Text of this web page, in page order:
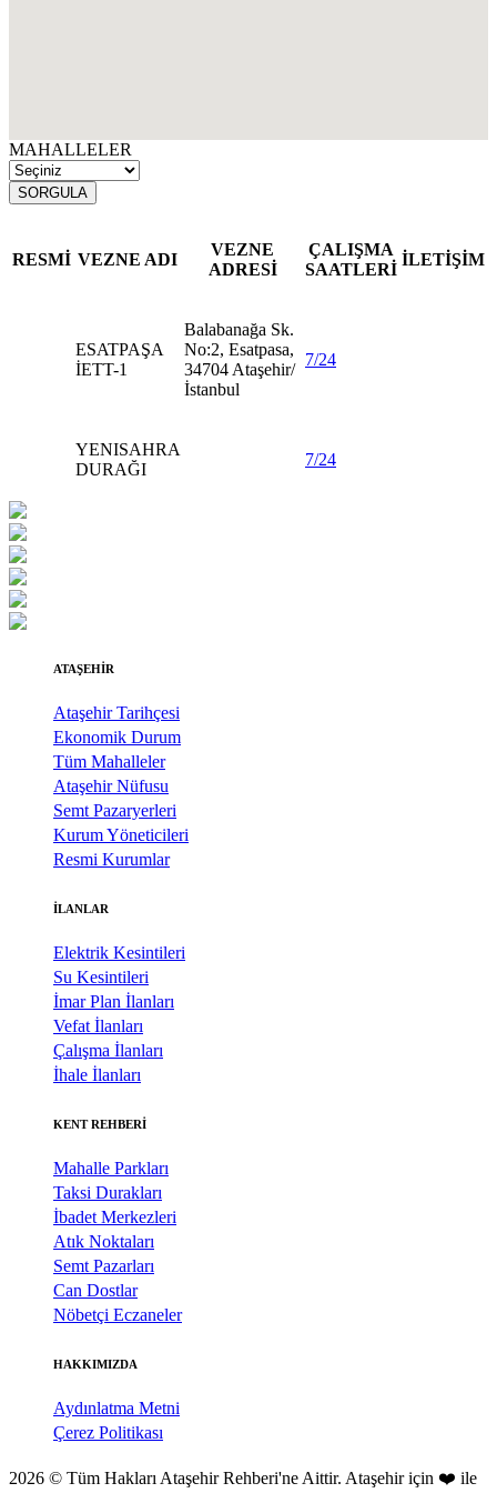
MAHALLELER
SORGULA
RESMİ VEZNE ADI
VEZNE
ADRESİ
ÇALIŞMA
SAATLERİ
İLETİŞİM
ESATPAŞA
İETT-1
Balabanağa Sk.
No:2, Esatpasa,
34704 Ataşehir/
İstanbul
7/24
YENISAHRA
DURAĞI
7/24
ATAŞEHİR
Ataşehir Tarihçesi
Ekonomik Durum
Tüm Mahalleler
Ataşehir Nüfusu
Semt Pazaryerleri
Kurum Yöneticileri
Resmi Kurumlar
İLANLAR
Elektrik Kesintileri
Su Kesintileri
İmar Plan İlanları
Vefat İlanları
Çalışma İlanları
İhale İlanları
KENT REHBERİ
Mahalle Parkları
Taksi Durakları
İbadet Merkezleri
Atık Noktaları
Semt Pazarları
Can Dostlar
Nöbetçi Eczaneler
HAKKIMIZDA
Aydınlatma Metni
Çerez Politikası
2026 © Tüm Hakları Ataşehir Rehberi'ne Aittir. Ataşehir için ❤️ ile